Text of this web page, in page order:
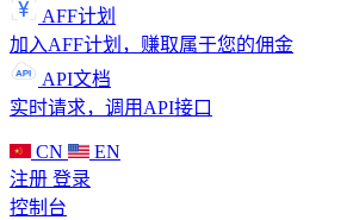
AFF计划
加入AFF计划，赚取属于您的佣金
API文档
实时请求，调用API接口
CN
EN
注册 登录
控制台